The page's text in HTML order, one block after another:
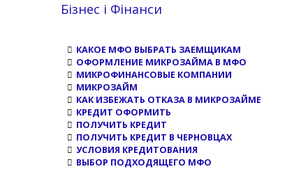
Channel
Бізнес і Фінанси
КАКОЕ МФО ВЫБРАТЬ ЗАЕМЩИКАМ
ОФОРМЛЕНИЕ МИКРОЗАЙМА В МФО
МИКРОФИНАНСОВЫЕ КОМПАНИИ
МИКРОЗАЙМ
КАК ИЗБЕЖАТЬ ОТКАЗА В МИКРОЗАЙМЕ
КРЕДИТ ОФОРМИТЬ
ПОЛУЧИТЬ КРЕДИТ
ПОЛУЧИТЬ КРЕДИТ В ЧЕРНОВЦАХ
УСЛОВИЯ КРЕДИТОВАНИЯ
ВЫБОР ПОДХОДЯЩЕГО МФО